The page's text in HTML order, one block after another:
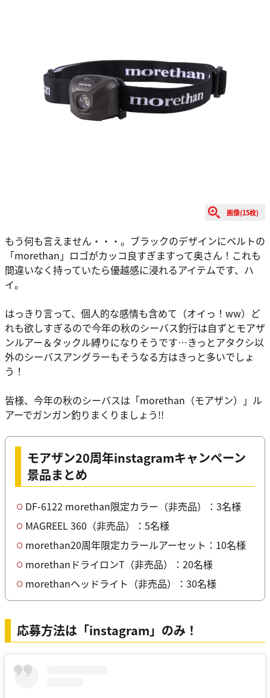
画像(15枚)
もう何も言えません・・・。ブラックのデザインにベルトの
「morethan」ロゴがカッコ良すぎますって奥さん！これも
間違いなく持っていたら優越感に浸れるアイテムです、ハ
イ。
はっきり言って、個人的な感情も含めて（オイっ！ww）ど
れも欲しすぎるので今年の秋のシーバス釣行は自ずとモアザ
ンルアー＆タックル縛りになりそうです…きっとアタクシ以
外のシーバスアングラーもそうなる方はきっと多いでしょ
う！
皆様、今年の秋のシーバスは「morethan（モアザン）」ル
アーでガンガン釣りまくりましょう!!
モアザン20周年instagramキャンペーン
景品まとめ
DF-6122 morethan限定カラー（非売品）：3名様
MAGREEL 360（非売品）：5名様
morethan20周年限定カラールアーセット：10名様
morethanドライロンT（非売品）：20名様
morethanヘッドライト（非売品）：30名様
応募方法は「instagram」のみ！